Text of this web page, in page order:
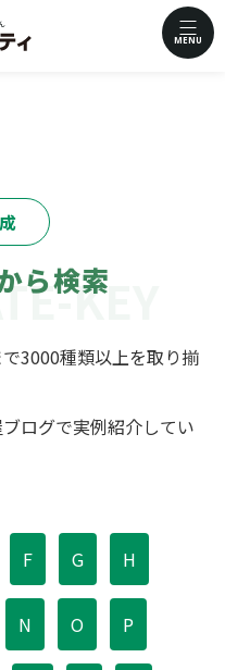
MENU
ら検索
3000種類以上を取り揃
ログで実例紹介してい
F G H
N O P